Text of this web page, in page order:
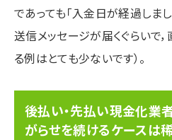
であっても「入金日が経過しま
送信メッセージが届くぐらいで
る例はとても少ないです）。
後払い・先払い現金化業
がらせを続けるケースは